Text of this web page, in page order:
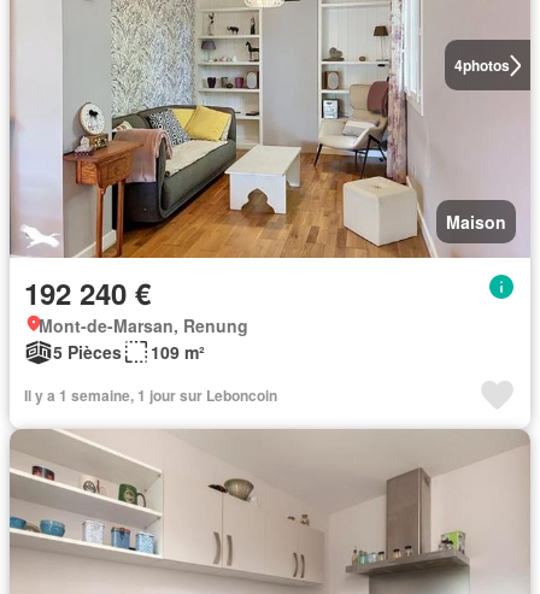
4photos
Maison
192 240 €
Mont-de-Marsan, Renung
5 Pièces
109 m²
Il y a 1 semaine, 1 jour sur Leboncoin